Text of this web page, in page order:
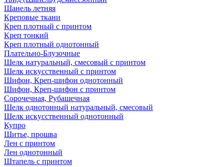
Шанель летняя
Креповые ткани
Креп плотный с принтом
Креп тонкий
Креп плотный однотонный
Плательно-Блузочные
Шелк натуральный, смесовый с принтом
Шелк искусственный с принтом
Шифон, Креп-шифон однотонный
Шифон, Креп-шифон с принтом
Сорочечная, Рубашечная
Шелк однотонный натуральный, смесовый
Шелк искусственный однотонный
Купро
Шитье, прошва
Лен с принтом
Лен однотонный
Штапель с принтом